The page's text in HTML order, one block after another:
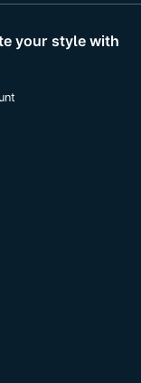
your style with